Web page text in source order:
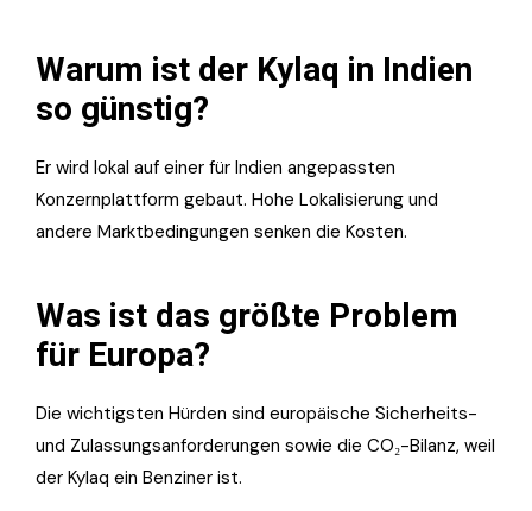
Warum ist der Kylaq in Indien
so günstig?
Er wird lokal auf einer für Indien angepassten
Konzernplattform gebaut. Hohe Lokalisierung und
andere Marktbedingungen senken die Kosten.
Was ist das größte Problem
für Europa?
Die wichtigsten Hürden sind europäische Sicherheits-
und Zulassungsanforderungen sowie die CO₂-Bilanz, weil
der Kylaq ein Benziner ist.